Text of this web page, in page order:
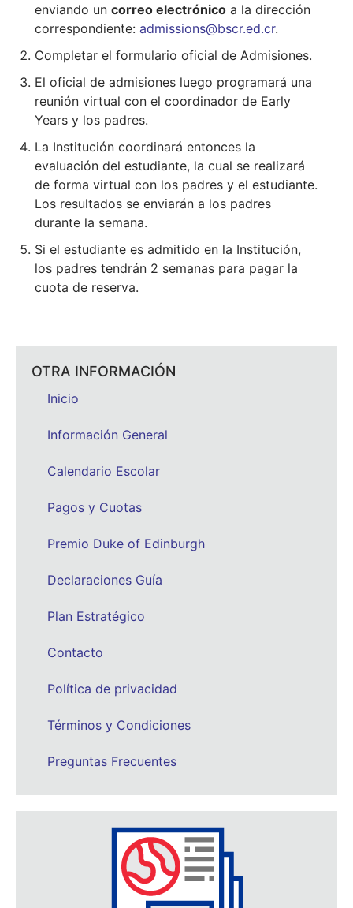
enviando un correo electrónico a la dirección
correspondiente: admissions@bscr.ed.cr.
Completar el formulario oficial de Admisiones.
El oficial de admisiones luego programará una
reunión virtual con el coordinador de Early
Years y los padres.
La Institución coordinará entonces la
evaluación del estudiante, la cual se realizará
de forma virtual con los padres y el estudiante.
Los resultados se enviarán a los padres
durante la semana.
Si el estudiante es admitido en la Institución,
los padres tendrán 2 semanas para pagar la
cuota de reserva.
OTRA INFORMACIÓN
Inicio
Información General
Calendario Escolar
Pagos y Cuotas
Premio Duke of Edinburgh
Declaraciones Guía
Plan Estratégico
Contacto
Política de privacidad
Términos y Condiciones
Preguntas Frecuentes